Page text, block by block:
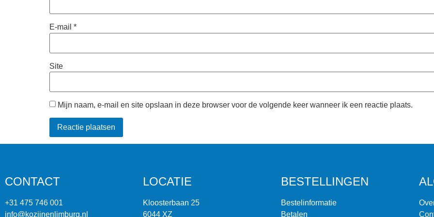
E-mail *
Site
Mijn naam, e-mail en site opslaan in deze browser voor de volgende keer wanneer ik een reactie plaats.
CONTACT
+31 475 746 001
info@kozijnenlimburg.nl
LOCATIE
Kloosterbaan 25
6044 XZ
BESTELLINGEN
Bestelinformatie
Betalen